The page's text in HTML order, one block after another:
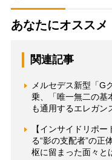
あなたにオススメ
関連記事
メルセデス新型「G
乗、「唯一無二の基
も通用するエレガン
【インサイドリポ
る“影の支配者”の
枢に留まった面々と